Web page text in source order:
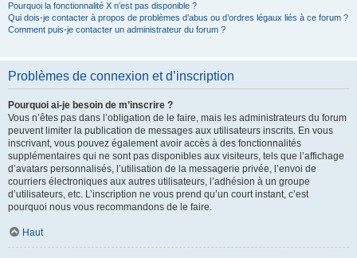
Pourquoi la fonctionnalité X n’est pas disponible ?
Qui dois-je contacter à propos de problèmes d’abus ou d’ordres légaux liés à ce forum ?
Comment puis-je contacter un administrateur du forum ?
Problèmes de connexion et d’inscription
Pourquoi ai-je besoin de m’inscrire ?
Vous n’êtes pas dans l’obligation de le faire, mais les administrateurs du forum
peuvent limiter la publication de messages aux utilisateurs inscrits. En vous
inscrivant, vous pouvez également avoir accès à des fonctionnalités
supplémentaires qui ne sont pas disponibles aux visiteurs, tels que l’affichage
d’avatars personnalisés, l’utilisation de la messagerie privée, l’envoi de
courriers électroniques aux autres utilisateurs, l’adhésion à un groupe
d’utilisateurs, etc. L’inscription ne vous prend qu’un court instant, c’est
pourquoi nous vous recommandons de le faire.
Haut